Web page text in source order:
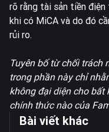
rõ rằng tài sản tiền điện
khi có MiCA và do đó
rủi ro.
Tuyên bố từ chối trách
trong phần này chỉ
không đại diện cho bất
chính thức nào của
Bài viết khác